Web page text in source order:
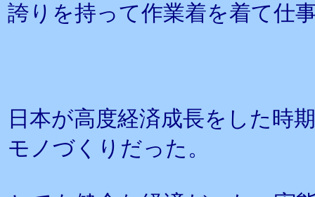
誇りを持って作業着を着て仕
日本が高度経済成長をした時
モノづくりだった。